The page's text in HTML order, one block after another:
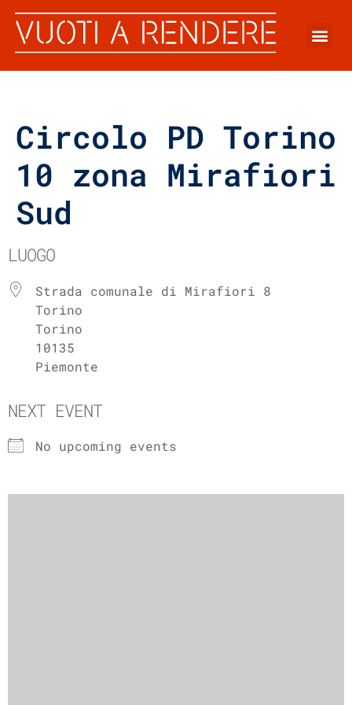
Circolo PD Torino
10 zona Mirafiori
Sud
LUOGO
Strada comunale di Mirafiori 8
Torino
Torino
10135
Piemonte
NEXT EVENT
No upcoming events